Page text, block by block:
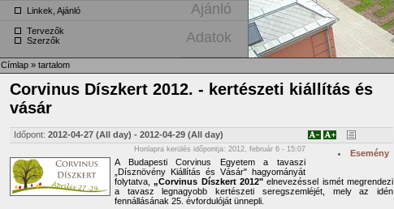
Linkek, Ajánló Ajánló
Tervezők
Szerzők
Adatok
Címlap » tartalom
Corvinus Díszkert 2012. - kertészeti kiállítás és
vásár
Időpont: 2012-04-27 (All day) - 2012-04-29 (All day)
Esemény
Honlapra kerülés időpontja: 2012, február 6 - 15:07
A Budapesti Corvinus Egyetem a tavaszi
„Dísznövény Kiállítás és Vásár" hagyományát
folytatva,„Corvinus Díszkert 2012" elnevezéssel ismét megrendezi
a tavasz legnagyobb kertészeti seregszemléjét, mely az idén
fennállásának 25. évfordulóját ünnepli.